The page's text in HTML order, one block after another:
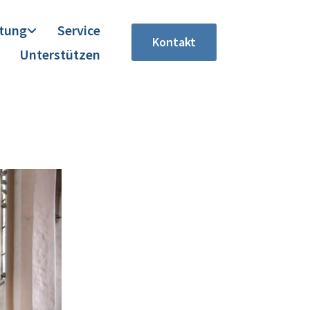
Service
Unterstützen
Kontakt